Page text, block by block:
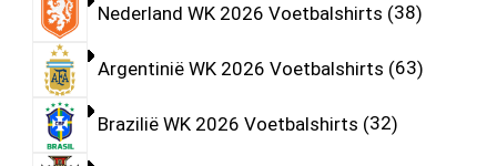
Nederland WK 2026 Voetbalshirts 38
Argentinië WK 2026 Voetbalshirts 63
Brazilië WK 2026 Voetbalshirts 32